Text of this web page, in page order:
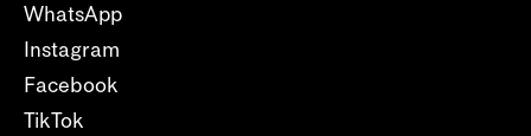
WhatsApp
Instagram
Facebook
TikTok